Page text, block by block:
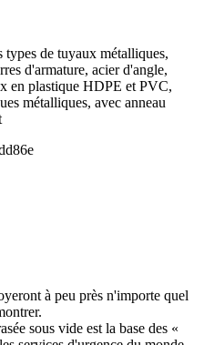
de tuyaux métalliques,
d'armature, acier d'angle,
en plastique HDPE et PVC,
métalliques, avec anneau
à peu près n'importe quel
sous vide est la base des «